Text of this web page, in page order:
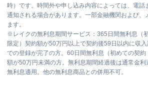
時）です。時間外や申し込み内容によっては、電話
通知される場合があります。一部金融機関および、
ます。
※ レイクの無利息期間サービス：365日間無利息（
限定）契約額が50万円以上で契約後59日以内に収
での登録が完了の方。60日間無利息（初めての契
額が50万円未満の方。無利息期間経過後は通常金利
無利息適用。他の無利息商品との併用不可。